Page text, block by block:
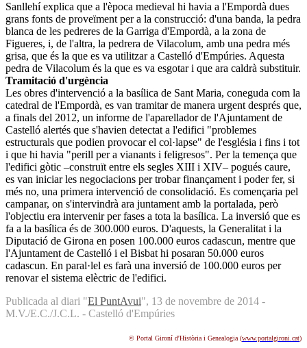
Sanllehí explica que a l'època medieval hi havia a l'Empordà dues
grans fonts de proveïment per a la construcció: d'una banda, la pedra
blanca de les pedreres de la Garriga d'Empordà, a la zona de
Figueres, i, de l'altra, la pedrera de Vilacolum, amb una pedra més
grisa, que és la que es va utilitzar a Castelló d'Empúries. Aquesta
pedra de Vilacolum és la que es va esgotar i que ara caldrà substituir.
Tramitació d'urgència
Les obres d'intervenció a la basílica de Sant Maria, coneguda com la
catedral de l'Empordà, es van tramitar de manera urgent després que,
a finals del 2012, un informe de l'aparellador de l'Ajuntament de
Castelló alertés que s'havien detectat a l'edifici "problemes
estructurals que podien provocar el col·lapse" de l'església i fins i tot
i que hi havia "perill per a vianants i feligresos". Per la temença que
l'edifici gòtic –construït entre els segles XIII i XIV– pogués caure,
es van iniciar les negociacions per trobar finançament i poder fer, si
més no, una primera intervenció de consolidació. Es començaria pel
campanar, on s'intervindrà ara juntament amb la portalada, però
l'objectiu era intervenir per fases a tota la basílica. La inversió que es
fa a la basílica és de 300.000 euros. D'aquests, la Generalitat i la
Diputació de Girona en posen 100.000 euros cadascun, mentre que
l'Ajuntament de Castelló i el Bisbat hi posaran 50.000 euros
cadascun. En paral·lel es farà una inversió de 100.000 euros per
renovar el sistema elèctric de l'edifici.
Publicada al diari "El PuntAvui", 13 de novembre de 2014 -
M.V./E.C./J.C.L. - Castelló d'Empúries
© Portal Gironí d'Història i Genealogia (www.portalgironi.cat)